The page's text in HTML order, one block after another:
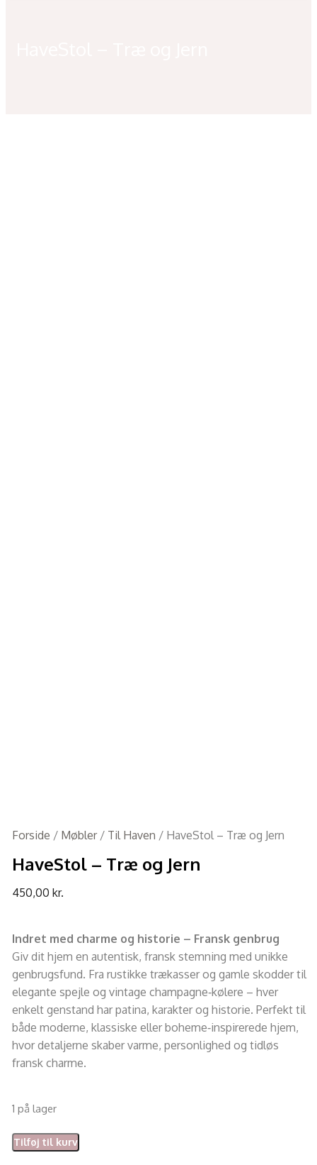
Forside / Møbler/ Til Haven / HaveStol – Træ og Jern
HaveStol – Træ og Jern
450,00 kr.
Indret med charme og historie – Fransk genbrug
Giv dit hjem en autentisk, fransk stemning med unikke
genbrugsfund. Fra rustikke trækasser og gamle skodder til
elegante spejle og vintage champagne‑kølere – hver
enkelt genstand har patina, karakter og historie. Perfekt til
både moderne, klassiske eller boheme‑inspirerede hjem,
hvor detaljerne skaber varme, personlighed og tidløs
fransk charme.
1 på lager
Tilføj til kurv